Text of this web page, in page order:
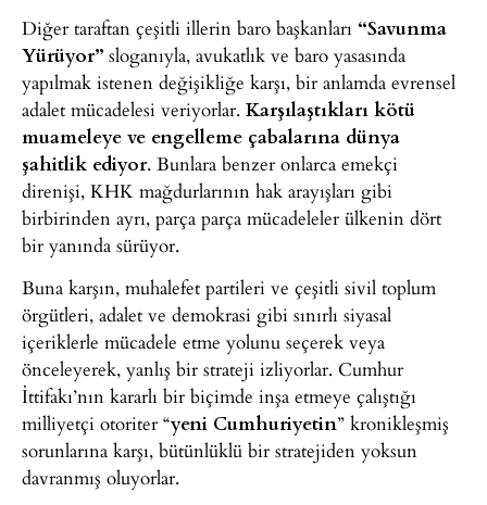
Diğer taraftan çeşitli illerin baro başkanları “Savunma
Yürüyor” sloganıyla, avukatlık ve baro yasasında
yapılmak istenen değişikliğe karşı, bir anlamda evrensel
adalet mücadelesi veriyorlar. Karşılaştıkları kötü
muameleye ve engelleme çabalarına dünya
şahitlik ediyor. Bunlara benzer onlarca emekçi
direnişi, KHK mağdurlarının hak arayışları gibi
birbirinden ayrı, parça parça mücadeleler ülkenin dört
bir yanında sürüyor.
Buna karşın, muhalefet partileri ve çeşitli sivil toplum
örgütleri, adalet ve demokrasi gibi sınırlı siyasal
içeriklerle mücadele etme yolunu seçerek veya
önceleyerek, yanlış bir strateji izliyorlar. Cumhur
İttifakı’nın kararlı bir biçimde inşa etmeye çalıştığı
milliyetçi otoriter “yeni Cumhuriyetin” kronikleşmiş
sorunlarına karşı, bütünlüklü bir stratejiden yoksun
davranmış oluyorlar.